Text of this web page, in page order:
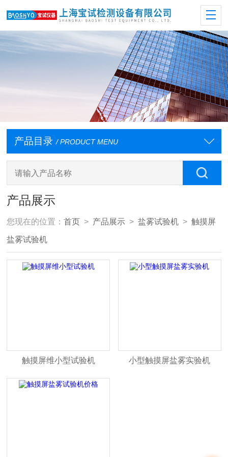
产品目录 / PRODUCT MENU
产品展示
您现在的位置：首页 > 产品展示 >盐雾试验机 >触摸屏
盐雾试验机
触摸屏维小型试验机 小型触摸屏盐雾实验机